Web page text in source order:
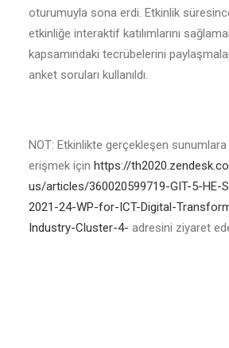
oturumuyla sona erdi. Etkinlik süresince
etkinliğe interaktif katılımlarını
kapsamındaki tecrübelerini
anket soruları kullanıldı.
NOT: Etkinlikte gerçekleşen sunumlara
erişmek için https://
us/articles/360020599719-GIT-5-HE-
2021-24-WP-for-ICT-Digital-
Industry-Cluster-4- adresini ziyaret